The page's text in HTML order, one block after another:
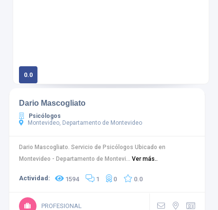
0.0
Dario Mascogliato
Psicólogos
Montevideo, Departamento de Montevideo
Dario Mascogliato. Servicio de Psicólogos Ubicado en
Montevideo - Departamento de Montevi... Ver más..
Actividad: 1594 1 0 0.0
PROFESIONAL